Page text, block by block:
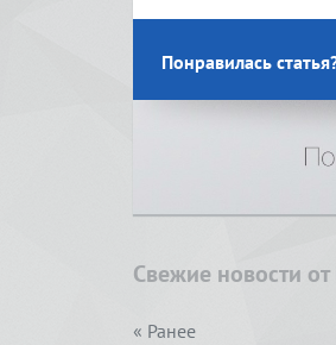
Понравилась
Свежие новости
« Ранее